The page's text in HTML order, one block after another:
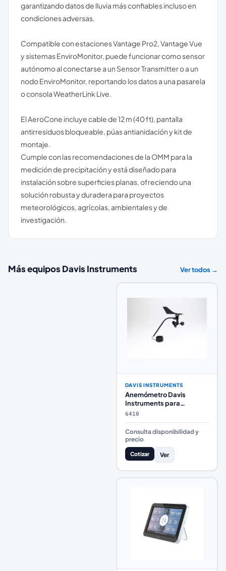
garantizando datos de lluvia más confiables incluso en
condiciones adversas.
Compatible con estaciones Vantage Pro2, Vantage Vue
y sistemas EnviroMonitor, puede funcionar como sensor
autónomo al conectarse a un Sensor Transmitter o a un
nodo EnviroMonitor, reportando los datos a una pasarela
o consola WeatherLink Live.
El AeroCone incluye cable de 12 m (40 ft), pantalla
antirresiduos bloqueable, púas antianidación y kit de
montaje.
Cumple con las recomendaciones de la OMM para la
medición de precipitación y está diseñado para
instalación sobre superficies planas, ofreciendo una
solución robusta y duradera para proyectos
meteorológicos, agrícolas, ambientales y de
investigación.
Más equiposDavis Instruments Ver todos →
DAVIS INSTRUMENTS
Anemómetro Davis
Instruments para
Estaciones Vantage Pro2 y
6410
Consulta disponibilidad y
precio
Cotizar Ver